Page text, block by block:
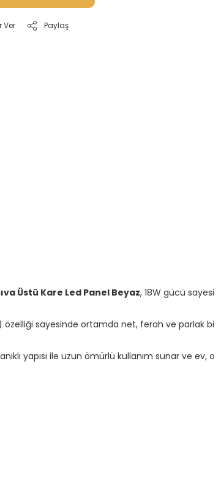
Ver Paylaş
Üstü Kare Led Panel Beyaz, 18W gücü sayesi
özelliği sayesinde ortamda net, ferah ve parlak bi
yapısı ile uzun ömürlü kullanım sunar ve ev, o